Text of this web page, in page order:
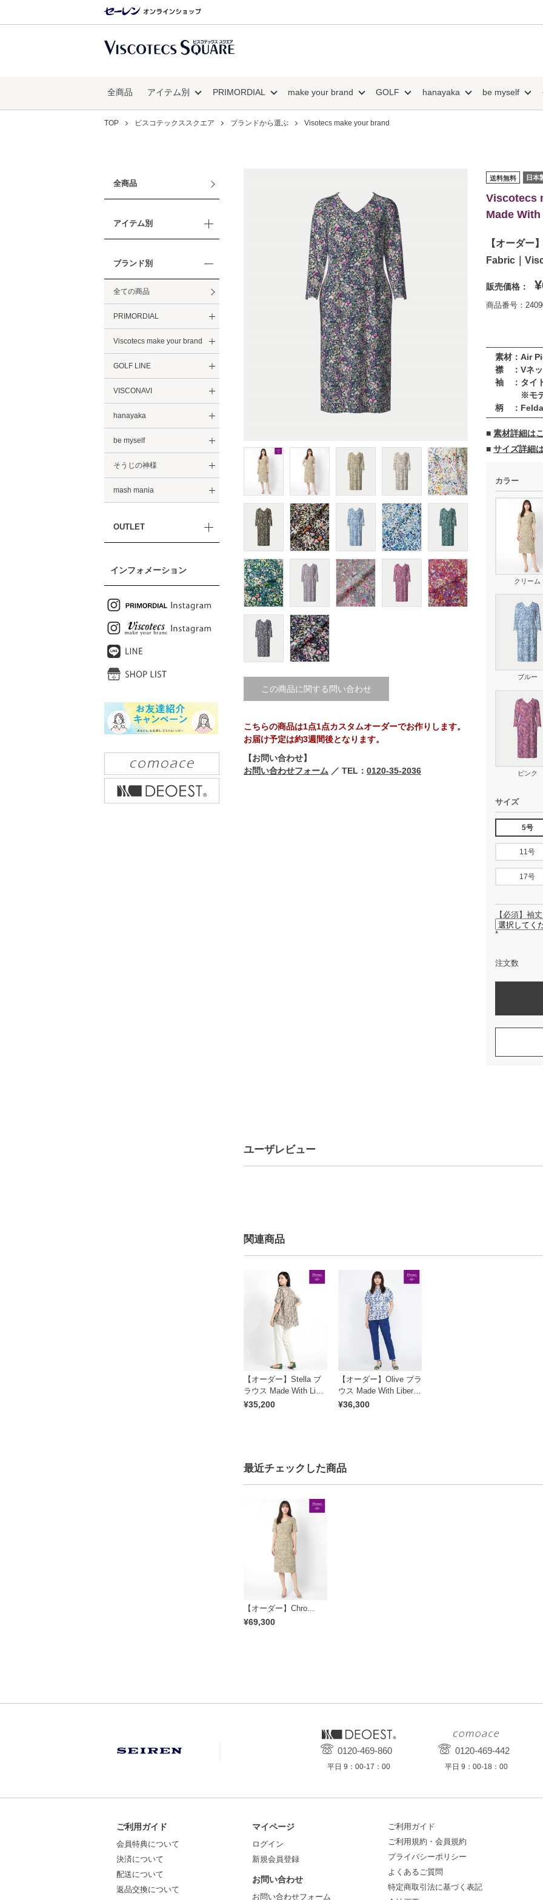
全商品 アイテム別 PRIMORDIAL make your brand GOLF hanayaka be myself
TOP ビスコテックススクエア ブランドから選ぶ Visotecs make your brand
全商品
アイテム別
ブランド別
全ての商品
PRIMORDIAL
Viscotecs make your brand
GOLF LINE
VISCONAVI
hanayaka
be myself
そうじの神様
mash mania
OUTLET
インフォメーション
この商品に関する問い合わせ
こちらの商品は1点1点カスタムオーダーでお作りします。
お届け予定は約3週間後となります。
【お問い合わせ】
お問い合わせフォーム ／ TEL： 0120-35-2036
送料無料 日本
Viscotecs
Made
【オーダー
Fabric｜
販売価格：
商品番号：
素材：Air
襟 ：Vネッ
袖 ：タイ
※モデル
柄 ：Felda
■ 素材詳細は
■ サイズ詳細
カラー
クリーム
ブルー
ピンク
サイズ
5号
11号
17号
【必須】袖
*
注文数
ユーザレビュー
関連商品
【オーダー】Stella ブ
ラウス Made With Liber
ty Fabric｜Viscotecs m
¥35,200
【オーダー】Olive ブラ
ウス Made With Liberty
Fabric｜Viscotecs mak
¥36,300
最近チェックした商品
【オーダー】Chro...
¥69,300
0120-469-860
平日 9：00-17：00
0120-469-442
平日 9：00-18：00
ご利用ガイド
会員特典について
決済について
配送について
返品交換について
マイページ
ログイン
新規会員登録
お問い合わせ
お問い合わせフォーム
ご利用ガイド
ご利用規約・会員規約
プライバシーポリシー
よくあるご質問
特定商取引法に基づく表記